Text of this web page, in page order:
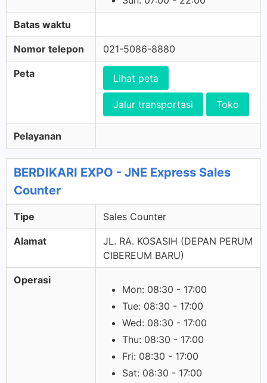
Batas waktu
Nomor telepon 021-5086-8880
Peta Lihat peta
Jalur transportasi Toko
Pelayanan
BERDIKARI EXPO - JNE Express Sales
Counter
Tipe Sales Counter
Alamat
JL. RA. KOSASIH (DEPAN PERUM
CIBEREUM BARU)
Operasi
Mon: 08:30 - 17:00
Tue: 08:30 - 17:00
Wed: 08:30 - 17:00
Thu: 08:30 - 17:00
Fri: 08:30 - 17:00
Sat: 08:30 - 17:00